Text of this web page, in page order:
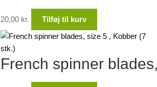
20,00 kr. Tilføj til kurv
French spinner